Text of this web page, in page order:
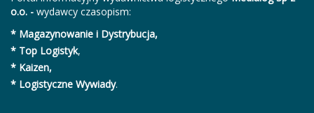
o.o. - wydawcy czasopism:
* Magazynowanie i Dystrybucja,
* Top Logistyk,
* Kaizen,
* Logistyczne Wywiady.